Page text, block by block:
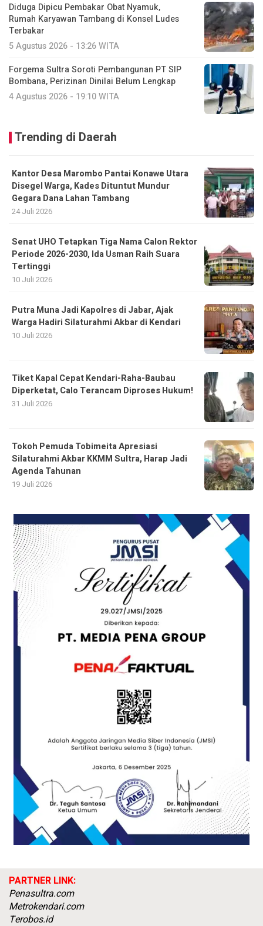
Diduga Dipicu Pembakar Obat Nyamuk,
Rumah Karyawan Tambang di Konsel Ludes
Terbakar
5 Agustus 2026 - 13:26 WITA
Forgema Sultra Soroti Pembangunan PT SIP
Bombana, Perizinan Dinilai Belum Lengkap
4 Agustus 2026 - 19:10 WITA
Trending di Daerah
Kantor Desa Marombo Pantai Konawe Utara
Disegel Warga, Kades Dituntut Mundur
Gegara Dana Lahan Tambang
24 Juli 2026
Senat UHO Tetapkan Tiga Nama Calon Rektor
Periode 2026-2030, Ida Usman Raih Suara
Tertinggi
10 Juli 2026
Putra Muna Jadi Kapolres di Jabar, Ajak
Warga Hadiri Silaturahmi Akbar di Kendari
10 Juli 2026
Tiket Kapal Cepat Kendari-Raha-Baubau
Diperketat, Calo Terancam Diproses Hukum!
31 Juli 2026
Tokoh Pemuda Tobimeita Apresiasi
Silaturahmi Akbar KKMM Sultra, Harap Jadi
Agenda Tahunan
19 Juli 2026
PARTNER LINK:
Penasultra.com
Metrokendari.com
Terobos.id